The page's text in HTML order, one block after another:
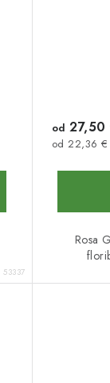
53337
od 22,36 €
od 27,50
Rosa